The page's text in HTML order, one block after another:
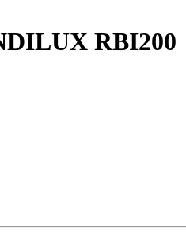
RBI200